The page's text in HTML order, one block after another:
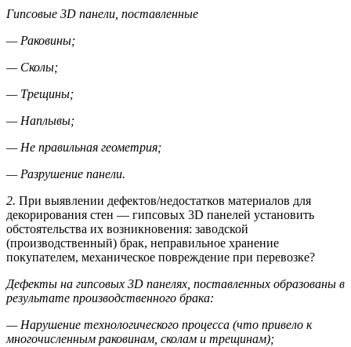
Гипсовые 3D панели, поставленные
— Раковины;
— Сколы;
— Трещины;
— Наплывы;
— Не правильная геометрия;
— Разрушение панели.
2. При выявлении дефектов/недостатков материалов для
декорирования стен — гипсовых 3D панелей установить
обстоятельства их возникновения: заводской
(производственный) брак, неправильное хранение
покупателем, механическое повреждение при перевозке?
Дефекты на гипсовых 3D панелях, поставленных образованы в
результате производственного брака:
— Нарушение технологического процесса (что привело к
многочисленным раковинам, сколам и трещинам);